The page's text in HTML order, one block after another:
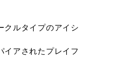
クルタイプのアイシ
イアされたプレイフ